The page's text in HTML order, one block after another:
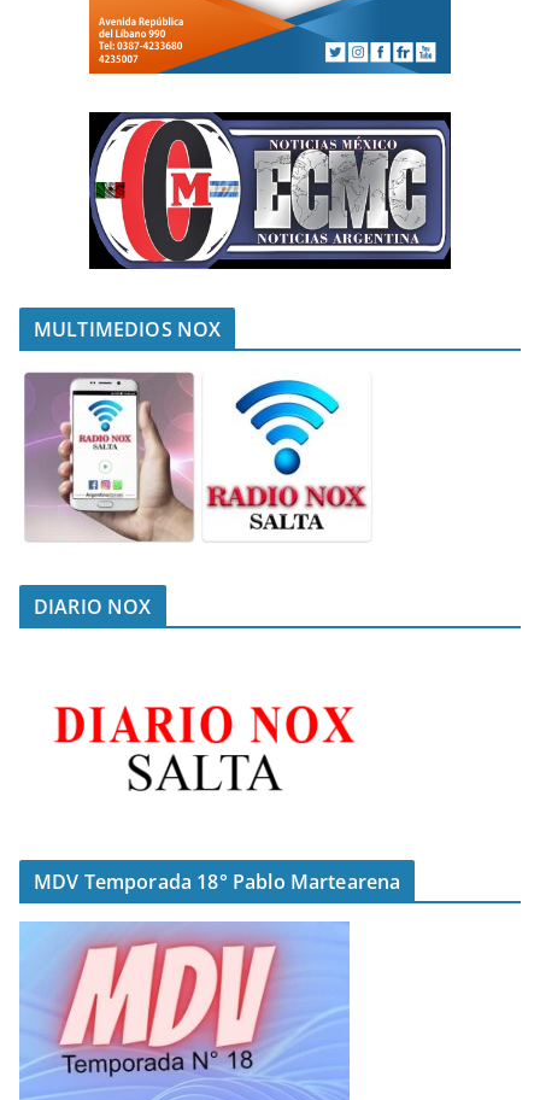
MULTIMEDIOS NOX
DIARIO NOX
MDV Temporada 18° Pablo Martearena